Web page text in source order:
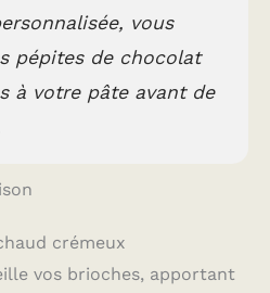
vous
pépites de chocolat
à votre pâte avant de
crémeux
vos brioches, apportant